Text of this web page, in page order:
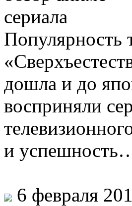
Популярность
дошла и до
восприняли
и
6 февраля